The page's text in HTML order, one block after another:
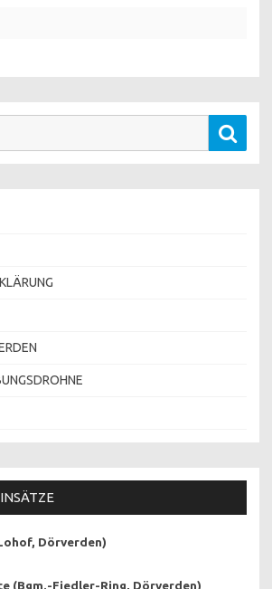
Dörverden)
(Bgm.-Fiedler-Ring, Dörverden)